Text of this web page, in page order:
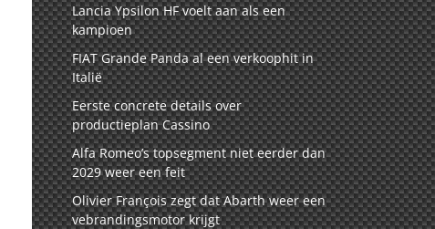
Lancia Ypsilon HF voelt aan als een
kampioen
FIAT Grande Panda al een verkoophit in
Italië
Eerste concrete details over
productieplan Cassino
Alfa Romeo’s topsegment niet eerder dan
2029 weer een feit
Olivier François zegt dat Abarth weer een
vebrandingsmotor krijgt